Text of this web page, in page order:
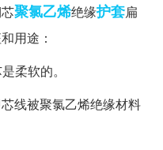
聚氯乙烯绝缘护套扁
用途：
柔软的。
线被聚氯乙烯绝缘材料